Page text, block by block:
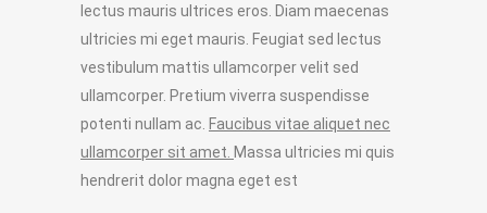
lectus mauris ultrices eros. Diam maecenas
ultricies mi eget mauris. Feugiat sed lectus
vestibulum mattis ullamcorper velit sed
ullamcorper. Pretium viverra suspendisse
potenti nullam ac. Faucibus vitae aliquet nec
ullamcorper sit amet. Massa ultricies mi quis
hendrerit dolor magna eget est